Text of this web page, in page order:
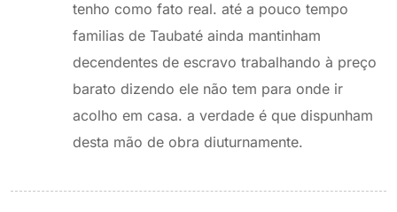
tenho como fato real. até a pouco tempo
familias de Taubaté ainda mantinham
decendentes de escravo trabalhando à preço
barato dizendo ele não tem para onde ir
acolho em casa. a verdade é que dispunham
desta mão de obra diuturnamente.